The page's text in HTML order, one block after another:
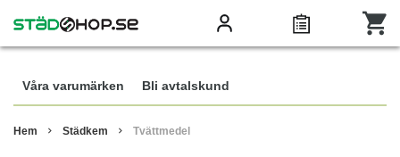
Våra varumärken Bli avtalskund
Hem Städkem Tvättmedel